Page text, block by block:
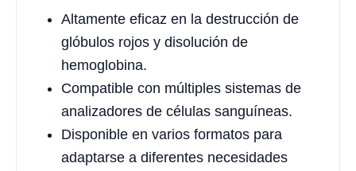
Altamente eficaz en la destrucción de
glóbulos rojos y disolución de
hemoglobina.
Compatible con múltiples sistemas de
analizadores de células sanguíneas.
Disponible en varios formatos para
adaptarse a diferentes necesidades